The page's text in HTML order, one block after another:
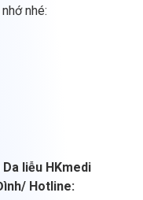
nhé:
liễu HKmedi
Hotline: